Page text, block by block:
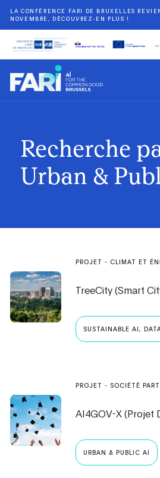
LA CONFÉRENCE FARI DE BRUXELLES
NOVEMBRE, DÉCOUVREZ-EN PLUS !
Recherche
Urban &
PROJET - CLIMAT ET
TreeCity (Smart
SUSTAINABLE AI,
PROJET - SOCIÉTÉ
AI4GOV-X (Projet
URBAN & PUBLIC AI